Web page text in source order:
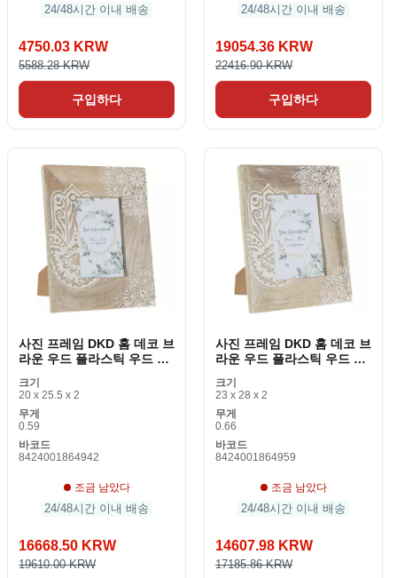
24/48시간 이내 배송
4750.03 KRW
5588.28 KRW
구입하다
24/48시간 이내 배송
19054.36 KRW
22416.90 KRW
구입하다
사진 프레임 DKD 홈 데코 브
라운 우드 플라스틱 우드 망
크기
20 x 25.5 x 2
무게
0.59
바코드
8424001864942
조금 남았다
24/48시간 이내 배송
16668.50 KRW
19610.00 KRW
사진 프레임 DKD 홈 데코 브
라운 우드 플라스틱 우드 망
크기
23 x 28 x 2
무게
0.66
바코드
8424001864959
조금 남았다
24/48시간 이내 배송
14607.98 KRW
17185.86 KRW